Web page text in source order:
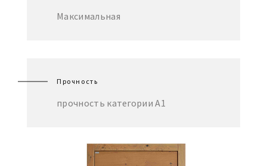
Максимальная
Прочность
прочность категории А1